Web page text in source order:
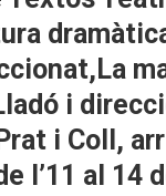
i
i Coll,
l’11 al 14